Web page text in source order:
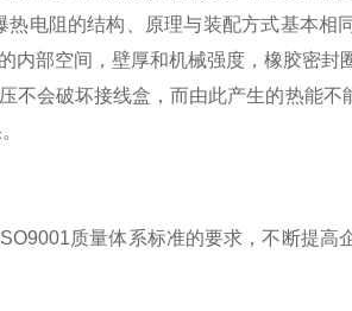
电阻的结构、原理与装配方式基本相
内部空间，壁厚和机械强度，橡胶密封
不会破坏接线盒，而由此产生的热能不
质量体系标准的要求，不断提高